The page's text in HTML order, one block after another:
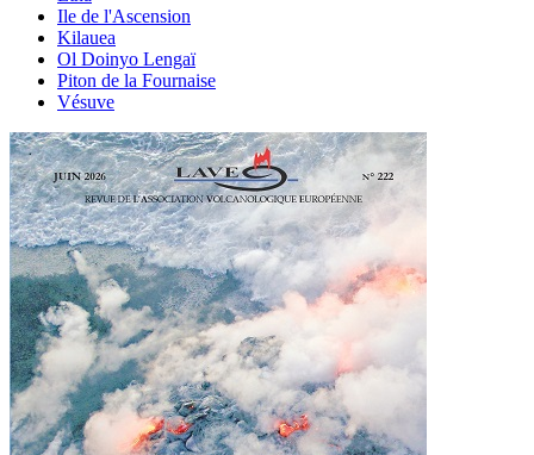
Ile de l'Ascension
Kilauea
Ol Doinyo Lengaï
Piton de la Fournaise
Vésuve